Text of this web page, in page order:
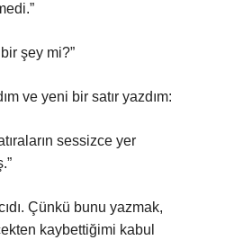
şey mi?”
ve yeni bir satır yazdım:
sessizce yer
Çünkü bunu yazmak,
kaybettiğimi kabul